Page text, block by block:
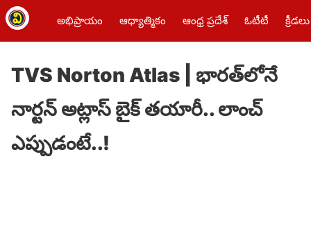
అభిప్రాయం ఆధ్యాత్మికం ఆంధ్ర ప్రదేశ్ ఓటీటీ క్రీడలు
TVS Norton Atlas | భారత్‌లోనే
నార్టన్ అట్లాస్ బైక్ తయారీ.. లాంచ్
ఎప్పుడంటే..!